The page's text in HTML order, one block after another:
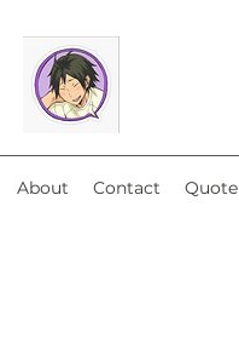
About Contact Quote